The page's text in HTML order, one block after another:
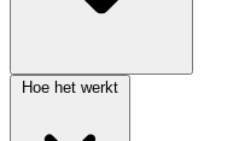
Hoe het werkt